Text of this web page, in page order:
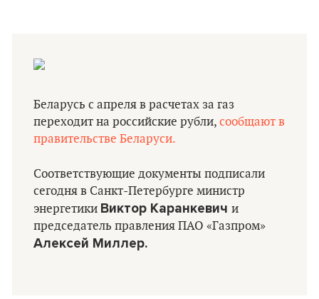
Беларусь с апреля в расчетах за газ
переходит на российские рубли, сообщают в
правительстве Беларуси.
Соответствующие документы подписали
сегодня в Санкт-Петербурге министр
энергетики Виктор Каранкевич и
председатель правления ПАО «Газпром»
Алексей Миллер.